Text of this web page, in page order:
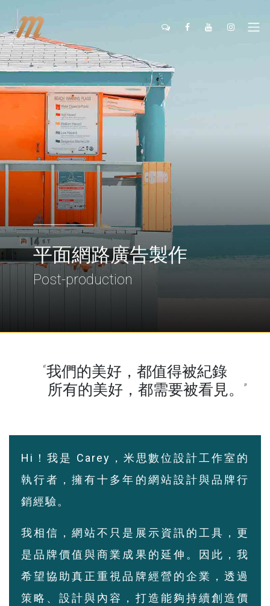
平面網路廣告製作
Post-production
◆ 電子報 EDM
“我們的美好，都值得被紀錄
所有的美好，都需要被看見。”
Hi！我是 Carey，米思數位設計工作室的
執行者，擁有十多年的網站設計與品牌行
銷經驗。
我相信，網站不只是展示資訊的工具，更
是品牌價值與商業成果的延伸。因此，我
希望協助真正重視品牌經營的企業，透過
策略、設計與內容，打造能夠持續創造價